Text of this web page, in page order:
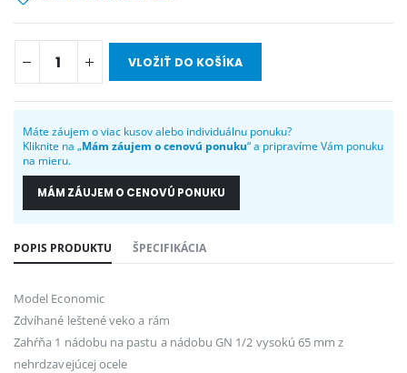
VLOŽIŤ DO KOŠÍKA
Máte záujem o viac kusov alebo individuálnu ponuku?
Kliknite na „Mám záujem o cenovú ponuku“ a pripravíme Vám ponuku
na mieru.
MÁM ZÁUJEM O CENOVÚ PONUKU
POPIS PRODUKTU ŠPECIFIKÁCIA
Model Economic
Zdvíhané leštené veko a rám
Zahŕňa 1 nádobu na pastu a nádobu GN 1/2 vysokú 65 mm z
nehrdzavejúcej ocele